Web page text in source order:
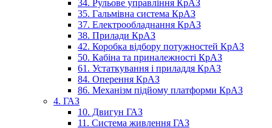
34. Рульове управління КрАЗ
35. Гальмівна система КрАЗ
37. Електрообладнання КрАЗ
38. Прилади КрАЗ
42. Коробка відбору потужностей КрАЗ
50. Кабіна та приналежності КрАЗ
61. Устаткування і приладдя КрАЗ
84. Оперення КрАЗ
86. Механізм підйому платформи КрАЗ
4. ГАЗ
10. Двигун ГАЗ
11. Система живлення ГАЗ